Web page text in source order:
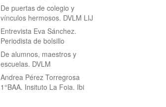
De puertas de colegio y
vínculos hermosos. DVLM LIJ
Entrevista Eva Sánchez.
Periodista de bolsillo
De alumnos, maestros y
escuelas. DVLM
Andrea Pérez Torregrosa
1°BAA. Insituto La Foia. Ibi